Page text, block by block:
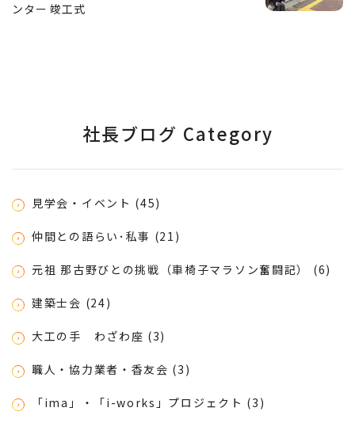
ンター 竣工式
社長ブログ Category
見学会・イベント (45)
仲間との語らい･私事 (21)
元祖 那古野びとの挑戦（車椅子マラソン奮闘記） (6)
建築士会 (24)
大工の手 わざわ座 (3)
職人・協力業者・香友会 (3)
「ima」・「i-works」プロジェクト (3)